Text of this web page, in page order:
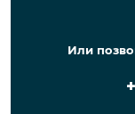
Или